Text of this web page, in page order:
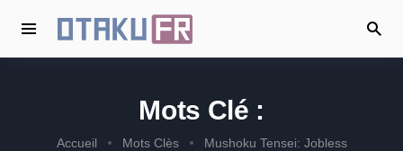
Mots Clé :
Accueil Mots Clès
Mushoku Tensei: Jobless